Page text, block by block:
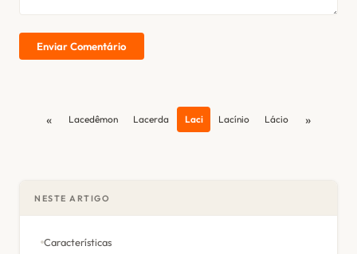
Enviar Comentário
« Lacedêmon Lacerda Laci Lacínio Lácio »
NESTE ARTIGO
Características